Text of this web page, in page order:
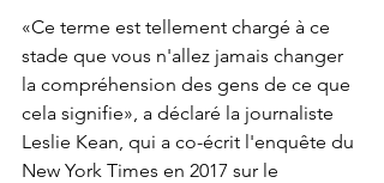
«Ce terme est tellement chargé à ce
stade que vous n'allez jamais changer
la compréhension des gens de ce que
cela signifie», a déclaré la journaliste
Leslie Kean, qui a co-écrit l'enquête du
New York Times en 2017 sur le